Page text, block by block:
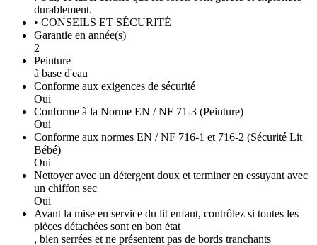
durablement.
• CONSEILS ET SÉCURITÉ
Garantie en année(s)
2
Peinture
à base d'eau
Conforme aux exigences de sécurité
Oui
Conforme à la Norme EN / NF 71-3 (Peinture)
Oui
Conforme aux normes EN / NF 716-1 et 716-2 (Sécurité Lit
Bébé)
Oui
Nettoyer avec un détergent doux et terminer en essuyant avec
un chiffon sec
Oui
Avant la mise en service du lit enfant, contrôlez si toutes les
pièces détachées sont en bon état
, bien serrées et ne présentent pas de bords tranchants